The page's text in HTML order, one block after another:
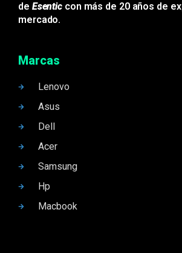
de Esentic con más de 20 años de
mercado.
Marcas
Lenovo
Asus
Dell
Acer
Samsung
Hp
Macbook